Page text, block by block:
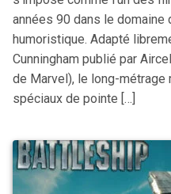
années 90 dans le
humoristique. Adapté
Cunningham publié par
de Marvel), le long-métrage
spéciaux de pointe […]